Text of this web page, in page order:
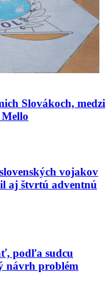
Slovákoch, medzi
vojakov
aj štvrtú adventnú
podľa sudcu
návrh problém